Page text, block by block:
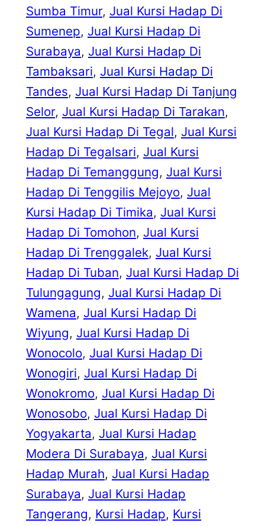
Sumba Timur, Jual Kursi Hadap Di
Sumenep, Jual Kursi Hadap Di
Surabaya, Jual Kursi Hadap Di
Tambaksari, Jual Kursi Hadap Di
Tandes, Jual Kursi Hadap Di Tanjung
Selor, Jual Kursi Hadap Di Tarakan
Jual Kursi Hadap Di Tegal, Jual Kursi
Hadap Di Tegalsari, Jual Kursi
Hadap Di Temanggung, Jual Kursi
Hadap Di Tenggilis Mejoyo, Jual
Kursi Hadap Di Timika, Jual Kursi
Hadap Di Tomohon, Jual Kursi
Hadap Di Trenggalek, Jual Kursi
Hadap Di Tuban, Jual Kursi Hadap Di
Tulungagung, Jual Kursi Hadap Di
Wamena, Jual Kursi Hadap Di
Wiyung, Jual Kursi Hadap Di
Wonocolo, Jual Kursi Hadap Di
Wonogiri, Jual Kursi Hadap Di
Wonokromo, Jual Kursi Hadap Di
Wonosobo, Jual Kursi Hadap Di
Yogyakarta, Jual Kursi Hadap
Modera Di Surabaya, Jual Kursi
Hadap Murah, Jual Kursi Hadap
Surabaya, Jual Kursi Hadap
Tangerang, Kursi Hadap, Kursi